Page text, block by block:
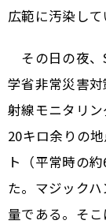
広範に汚染して
その日の夜、
学省非常災害
射線モニタリ
20キロ余りの
ト（平常時の
た。マジック
量である。そ